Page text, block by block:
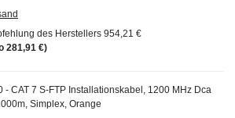
- CAT 7 S-FTP Installationskabel, 1200 MHz Dca
Simplex, Orange
des Herstellers 954,21 €
281,91 €)